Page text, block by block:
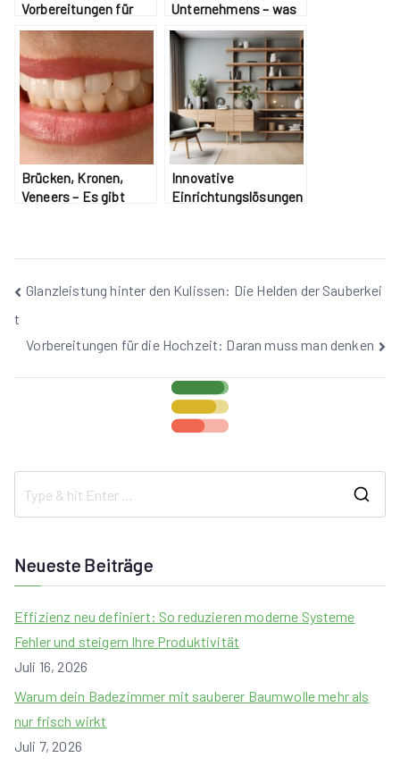
Vorbereitungen für
den Winter
Unternehmens – was
gehört dazu?
Brücken, Kronen,
Veneers – Es gibt
Innovative
Einrichtungslösungen
Beitragsnavigation
Glanzleistung hinter den Kulissen: Die Helden der Sauberkei
t
Vorbereitungen für die Hochzeit: Daran muss man denken
Neueste Beiträge
Effizienz neu definiert: So reduzieren moderne Systeme
Fehler und steigern Ihre Produktivität
Juli 16, 2026
Warum dein Badezimmer mit sauberer Baumwolle mehr als
nur frisch wirkt
Juli 7, 2026